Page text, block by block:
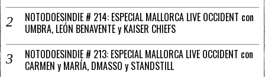
NOTODOESINDIE # 214: ESPECIAL MALLORCA LIVE OCCIDENT con
UMBRA, LEÓN BENAVENTE y KAISER CHIEFS
NOTODOESINDIE # 213: ESPECIAL MALLORCA LIVE OCCIDENT con
CARMEN y MARÍA, DMASSO y STANDSTILL